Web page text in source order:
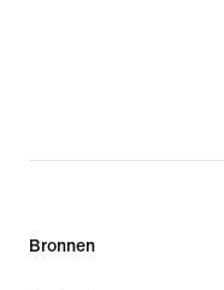
Bronnen